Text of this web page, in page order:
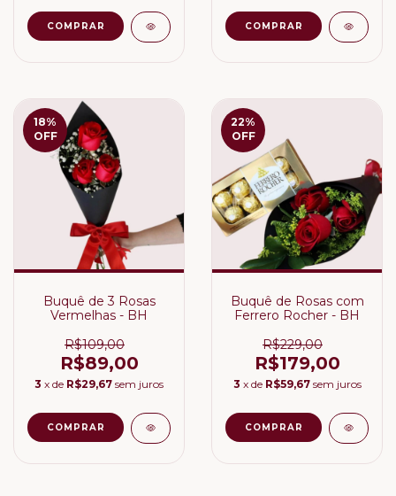
18%
OFF
Buquê de 3 Rosas
Vermelhas - BH
R$109,00
R$89,00
3 x de R$29,67 sem juros
22%
OFF
Buquê de Rosas com
Ferrero Rocher - BH
R$229,00
R$179,00
3 x de R$59,67 sem juros